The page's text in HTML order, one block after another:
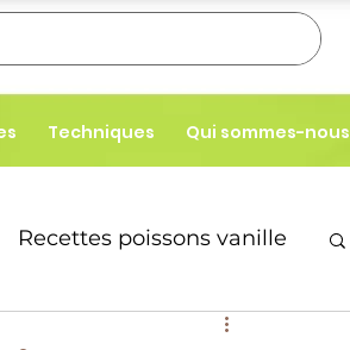
Techniques Qui sommes-nous
Recettes poissons vanille